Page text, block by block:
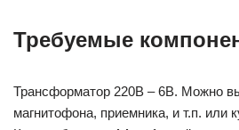
Требуемые
Трансформатор 220В – 6В. Можно
магнитофона, приемника, и т.п. или